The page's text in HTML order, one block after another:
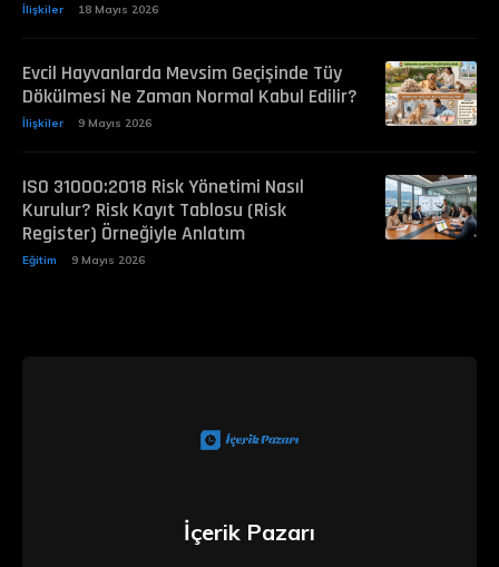
İlişkiler 18 Mayıs 2026
Evcil Hayvanlarda Mevsim Geçişinde Tüy
Dökülmesi Ne Zaman Normal Kabul Edilir?
İlişkiler 9 Mayıs 2026
ISO 31000:2018 Risk Yönetimi Nasıl
Kurulur? Risk Kayıt Tablosu (Risk
Register) Örneğiyle Anlatım
Eğitim 9 Mayıs 2026
İçerik Pazarı